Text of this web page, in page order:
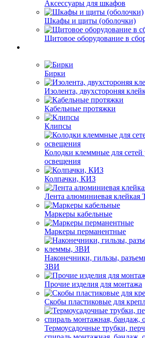
Аксессуары для шкафов
Шкафы и щиты (оболочки)
Щитовое оборудование в
Бирки
Изолента, двухстороняя
Кабельные протяжки
Клипсы
Колодки клеммные для сетей
освещения
Колпачки, КИЗ
Лента алюминиевая клейкая
Маркеры кабельные
Маркеры перманентные
Наконечники, гильзы,
ЗВИ
Прочие изделия для монтажа
Скобы пластиковые для
Термоусадочные трубки,